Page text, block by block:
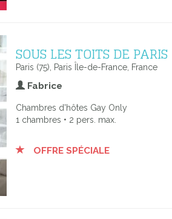
SOUS LES TOITS DE PARIS
Paris (75), Paris Île-de-France, France
Fabrice
Chambres d'hôtes Gay Only
1 chambres • 2 pers. max.
OFFRE SPÉCIALE